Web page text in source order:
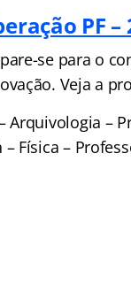
PF –
se para o
Veja a
Arquivologia –
– Física –